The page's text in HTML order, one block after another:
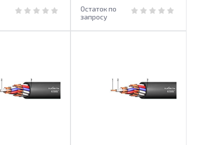
Остаток по
запросу